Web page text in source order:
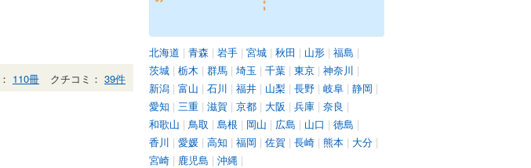
110冊 クチコミ： 39件
北海道 | 青森 | 岩手 | 宮城 | 秋田 | 山形 | 福島 |
茨城 | 栃木 | 群馬 | 埼玉 | 千葉 | 東京 | 神奈川 |
新潟 | 富山 | 石川 | 福井 | 山梨 | 長野 | 岐阜 | 静岡 |
愛知 | 三重 | 滋賀 | 京都 | 大阪 | 兵庫 | 奈良 |
和歌山 | 鳥取 | 島根 | 岡山 | 広島 | 山口 | 徳島 |
香川 | 愛媛 | 高知 | 福岡 | 佐賀 | 長崎 | 熊本 | 大分 |
宮崎 | 鹿児島 | 沖縄 |